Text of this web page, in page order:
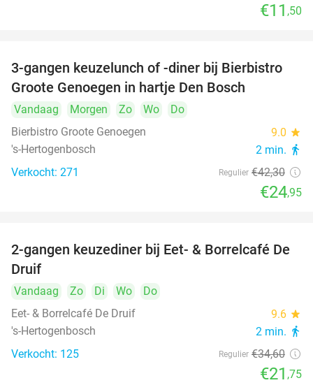
€11 ,50
41%
3-gangen keuzelunch of -diner bij Bierbistro
Groote Genoegen in hartje Den Bosch
Vandaag Morgen Zo Wo
Do
Bierbistro Groote Genoegen
9.0 star
's-Hertogenbosch 2 min. directions_walk
Verkocht: 271 Regulier €42,30
€24,95
37%
2-gangen keuzediner bij Eet- & Borrelcafé De
Druif
Vandaag Zo Di Wo
Do
Eet- & Borrelcafé De Druif
9.6 star
's-Hertogenbosch 2 min. directions_walk
Verkocht: 125 Regulier €34,60
€21 ,75